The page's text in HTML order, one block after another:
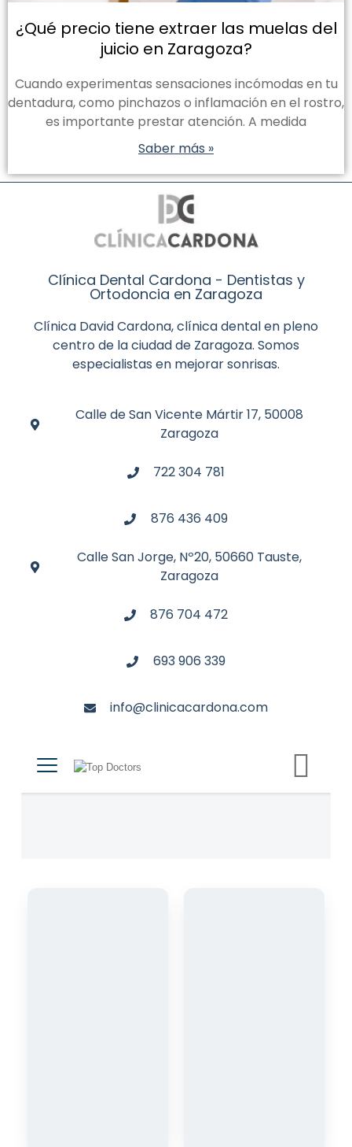
¿Qué precio tiene extraer las muelas del
juicio en Zaragoza?
Cuando experimentas sensaciones incómodas en tu
dentadura, como pinchazos o inflamación en el rostro,
es importante prestar atención. A medida
Saber más »
Clínica Dental Cardona - Dentistas y
Ortodoncia en Zaragoza
Clínica David Cardona, clínica dental en pleno
centro de la ciudad de Zaragoza. Somos
especialistas en mejorar sonrisas.
Calle de San Vicente Mártir 17, 50008
Zaragoza
722 304 781
876 436 409
Calle San Jorge, Nº20, 50660 Tauste,
Zaragoza
876 704 472
693 906 339
info@clinicacardona.com